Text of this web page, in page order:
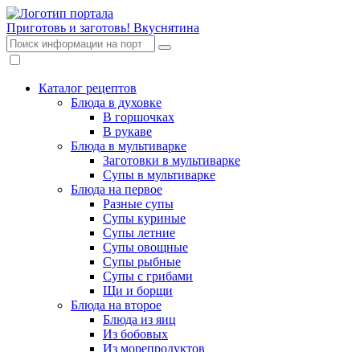
Приготовь и заготовь! Вкуснятина
Каталог рецептов
Блюда в духовке
В горшочках
В рукаве
Блюда в мультиварке
Заготовки в мультиварке
Супы в мультиварке
Блюда на первое
Разные супы
Супы куриные
Супы летние
Супы овощные
Супы рыбные
Супы с грибами
Щи и борщи
Блюда на второе
Блюда из яиц
Из бобовых
Из морепродуктов